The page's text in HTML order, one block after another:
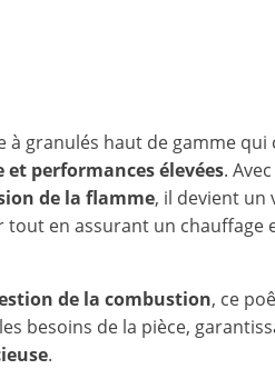
à granulés haut de gamme qui
performances élevées.
de la flamme, il devient un
en assurant un chauffage
de la combustion, ce
besoins de la pièce,
.